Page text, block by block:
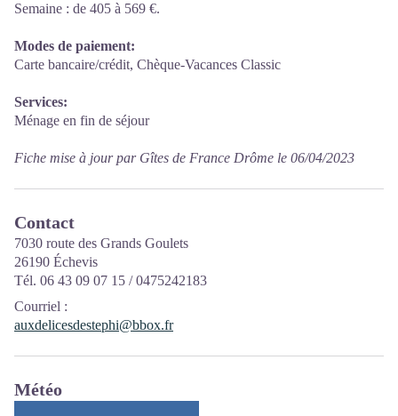
Semaine : de 405 à 569 €.
Modes de paiement:
Carte bancaire/crédit, Chèque-Vacances Classic
Services:
Ménage en fin de séjour
Fiche mise à jour par Gîtes de France Drôme le 06/04/2023
Contact
7030 route des Grands Goulets
26190 Échevis
Tél. 06 43 09 07 15 / 0475242183
Courriel :
auxdelicesdestephi@bbox.fr
Météo